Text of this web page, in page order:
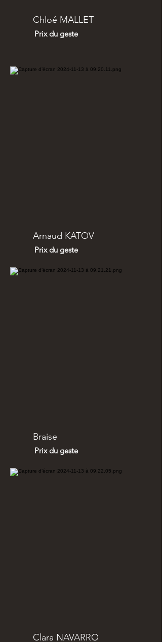
Chloé MALLET
Prix du geste
Arnaud KATOV
Prix du geste
Braise
Prix du geste
Clara NAVARRO